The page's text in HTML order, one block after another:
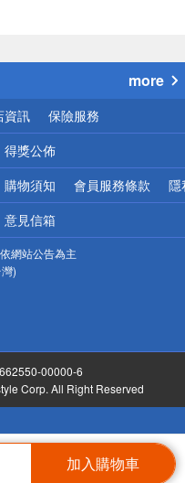
加入購物車
more
資訊 保險服務
得獎公佈
購物須知 會員服務條款 隱
意見信箱
網站公告為主
)
00000-6
Corp. All Right Reserved